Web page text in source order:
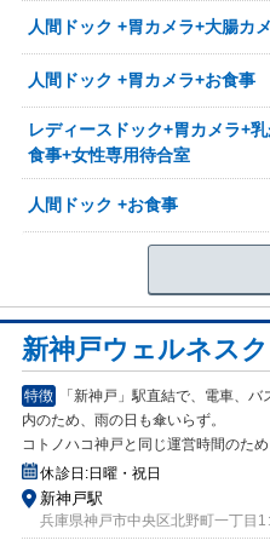
人間ドック +胃カメラ+大腸カ
人間ドック +胃カメラ+お食事
レディースドック+胃カメラ+
食事+女性専用待合室
人間ドック +お食事
新神戸ウェルネス
特徴
「新神戸」駅直結で、電車、
内のため、雨の日も傘いらず。
コトノハコ神戸と同じ運営時間のた
休診日:日曜・祝日
新神戸駅
兵庫県神戸市中央区北野町一丁目